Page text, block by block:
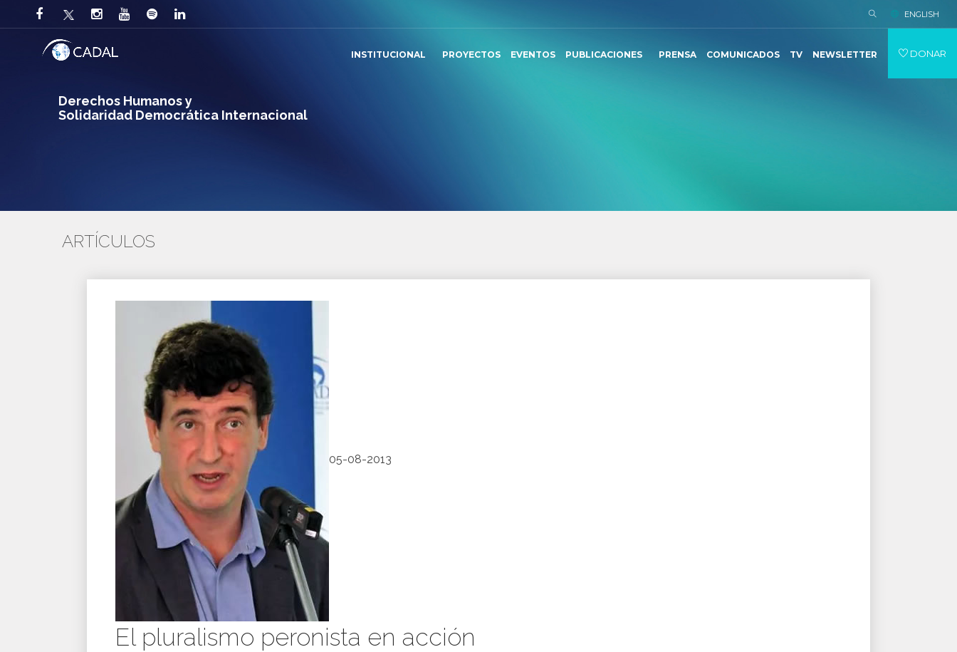
Derechos Humanos y
Solidaridad Democrática Internacional
ENGLISH
INSTITUCIONAL PROYECTOS EVENTOS PUBLICACIONES PRENSA COMUNICADOS TV NEWSLETTER DONAR
ARTÍCULOS
05-08-2013
El pluralismo peronista en acción